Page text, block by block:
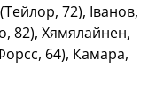
72), Іванов,
82), Хямялайнен,
64), Камара,